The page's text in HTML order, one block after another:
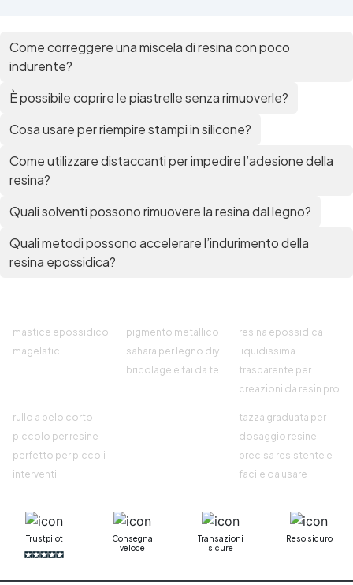
Come correggere una miscela di resina con poco
indurente?
È possibile coprire le piastrelle senza rimuoverle?
Cosa usare per riempire stampi in silicone?
Come utilizzare distaccanti per impedire l’adesione della
resina?
Quali solventi possono rimuovere la resina dal legno?
Quali metodi possono accelerare l’indurimento della
resina epossidica?
mastice epossidico
magelstic
pigmento metallico
sahara per legno diy
bricolage e fai da te
resina epossidica
liquidissima
trasparente per
creazioni da resin pro
rullo a pelo corto
piccolo per resine
perfetto per piccoli
interventi
tazza graduata per
dosaggio resine
precisa resistente e
facile da usare
Trustpilot
Consegna
veloce
Transazioni
sicure
Reso sicuro